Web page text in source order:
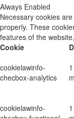
Always Enabled
Necessary cookies
properly. These
features of the
Cookie
cookielawinfo-
checbox-analytics
cookielawinfo-